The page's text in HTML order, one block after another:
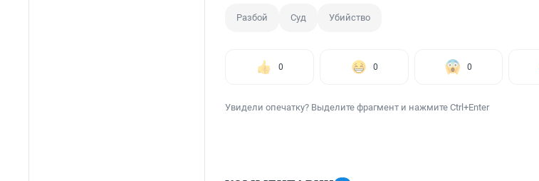
Разбой Суд Убийство
0 0 0
Увидели опечатку? Выделите фрагмент и нажмите Ctrl+Enter